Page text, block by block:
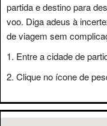
partida e destino para
voo. Diga adeus à
de viagem sem
Entre a cidade de
Clique no ícone de